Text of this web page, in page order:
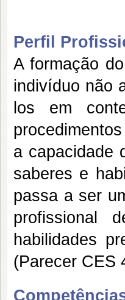
Perfil
A formação
indivíduo não
los em
a capacidade
saberes e
passa a ser
profissional
habilidades
(Parecer CES